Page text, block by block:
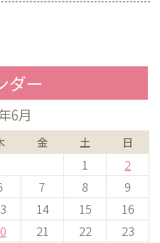
ダー
6月
金 土 日
1
2
7 8
9
14 15
16
21 22
23